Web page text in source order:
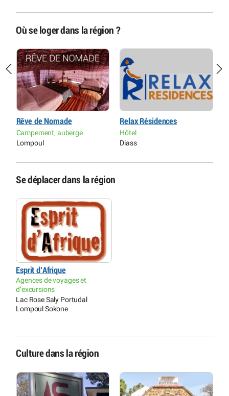
Où se loger dans la région ?
Rêve de Nomade
Campement, auberge
Lompoul
Relax Résidences
Hôtel
Diass
Se déplacer dans la région
Esprit d’Afrique
Agences de voyages et
d’excursions
Lac Rose Saly Portudal
Lompoul Sokone
Culture dans la région